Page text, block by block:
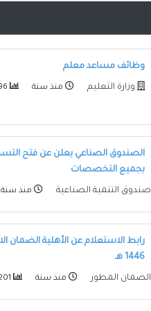
وظائف مساعد معلم
وزارة التعليم منذ سنة
بجميع التخصصات
صندوق التنمية الصناعية منذ سنة
1446 هـ
الضمان المطور منذ سنة